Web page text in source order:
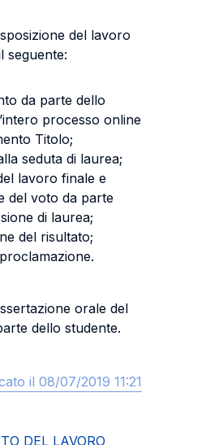
del lavoro
seguente:
da parte dello
processo online
Titolo;
seduta di laurea;
lavoro finale e
del voto da parte
di laurea;
del risultato;
orale del
dello studente.
il 08/07/2019 11:21
DEL LAVORO